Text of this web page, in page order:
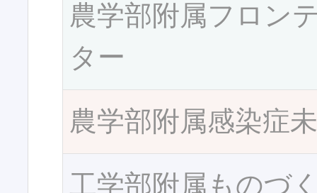
農学部附属フロン
ター
農学部附属感染症
工学部附属ものづ